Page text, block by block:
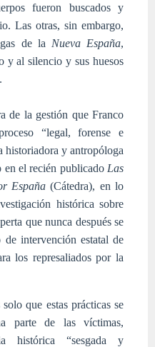
fueron buscados y
Las otras, sin embargo,
de la Nueva España,
y al silencio y sus huesos
de la gestión que Franco
“legal, forense e
historiadora y antropóloga
en el recién publicado Las
España(Cátedra), en lo
histórica sobre
que nunca después se
intervención estatal de
los represaliados por la
que estas prácticas se
parte de las víctimas,
histórica “sesgada y